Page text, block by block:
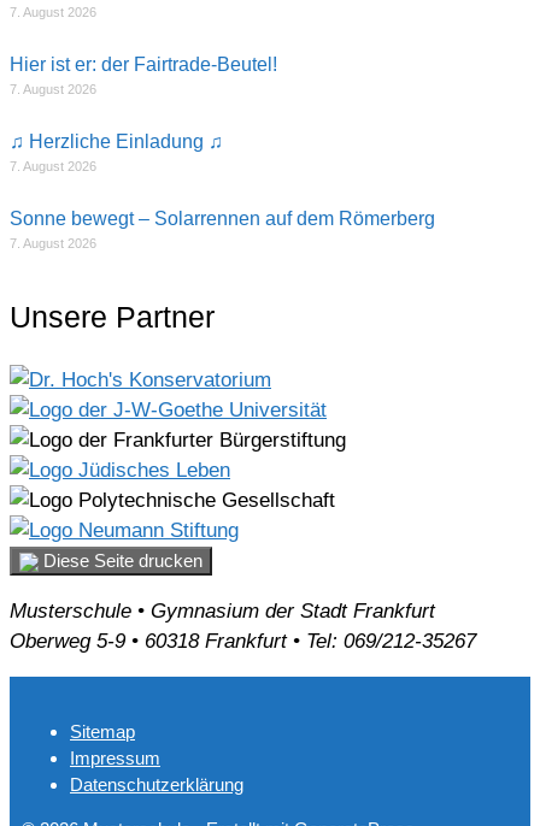
7. August 2026
Hier ist er: der Fairtrade-Beutel!
7. August 2026
♫ Herzliche Einladung ♫
7. August 2026
Sonne bewegt – Solarrennen auf dem Römerberg
7. August 2026
Unsere Partner
Diese Seite drucken
Musterschule • Gymnasium der Stadt Frankfurt
Oberweg 5-9 • 60318 Frankfurt • Tel: 069/212-35267
Sitemap
Impressum
Datenschutzerklärung